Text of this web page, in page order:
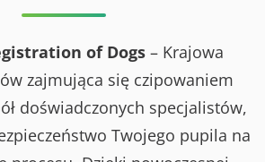
of Dogs– Krajowa
zajmująca się czipowaniem
doświadczonych specjalistów,
Twojego pupila na